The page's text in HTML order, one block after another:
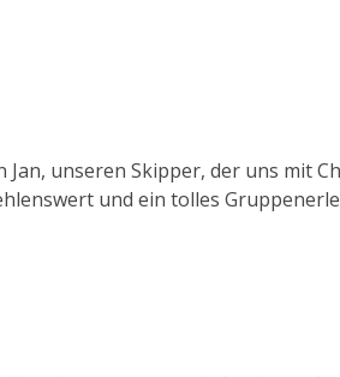
Jan, unseren Skipper, der uns mit
und ein tolles